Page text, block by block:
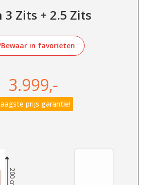
3 Zits + 2.5 Zits
Bewaar in favorieten
3.999,-
prijs garantie!
200 cm